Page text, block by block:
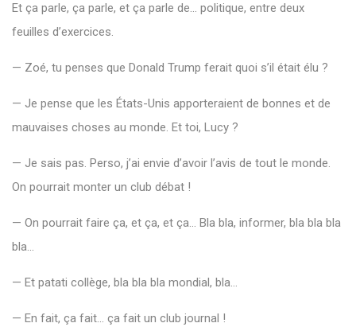
Et ça parle, ça parle, et ça parle de… politique, entre deux
feuilles d’exercices.
— Zoé, tu penses que Donald Trump ferait quoi s’il était élu ?
— Je pense que les États-Unis apporteraient de bonnes et de
mauvaises choses au monde. Et toi, Lucy ?
— Je sais pas. Perso, j’ai envie d’avoir l’avis de tout le monde.
On pourrait monter un club débat !
— On pourrait faire ça, et ça, et ça… Bla bla, informer, bla bla bla
bla…
— Et patati collège, bla bla bla mondial, bla…
— En fait, ça fait… ça fait un club journal !